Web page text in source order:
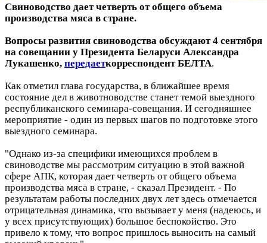
Свиноводство дает четверть от общего объема
производства мяса в стране.
Вопросы развития свиноводства обсуждают 4 сентября
на совещании у Президента Беларуси Александра
Лукашенко, передаеткорреспондент БЕЛТА.
Как отметил глава государства, в ближайшее время
состояние дел в животноводстве станет темой выездного
республиканского семинара-совещания. И сегодняшнее
мероприятие - один из первых шагов по подготовке этого
выездного семинара.
"Однако из-за специфики имеющихся проблем в
свиноводстве мы рассмотрим ситуацию в этой важной
сфере АПК, которая дает четверть от общего объема
производства мяса в стране, - сказал Президент. - По
результатам работы последних двух лет здесь отмечается
отрицательная динамика, что вызывает у меня (надеюсь, и
у всех присутствующих) большое беспокойство. Это
привело к тому, что вопрос пришлось выносить на самый